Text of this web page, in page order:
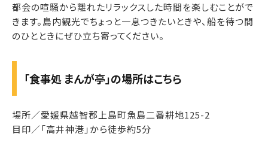
都会の喧騒から離れたリラックスした時間を楽しむことがで
きます。島内観光でちょっと一息つきたいときや、船を待つ間
のひとときにぜひ立ち寄ってください。
「食事処 まんが亭」の場所はこちら
場所／愛媛県越智郡上島町魚島二番耕地125-2
目印／「高井神港」から徒歩約5分